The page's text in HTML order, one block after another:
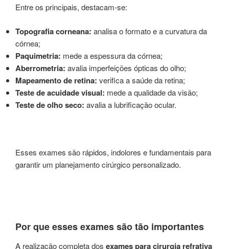
Entre os principais, destacam-se:
Topografia corneana: analisa o formato e a curvatura da
córnea;
Paquimetria: mede a espessura da córnea;
Aberrometria: avalia imperfeições ópticas do olho;
Mapeamento de retina: verifica a saúde da retina;
Teste de acuidade visual: mede a qualidade da visão;
Teste de olho seco: avalia a lubrificação ocular.
Esses exames são rápidos, indolores e fundamentais para
garantir um planejamento cirúrgico personalizado.
Por que esses exames são tão importantes
A realização completa dos exames para cirurgia refrativa